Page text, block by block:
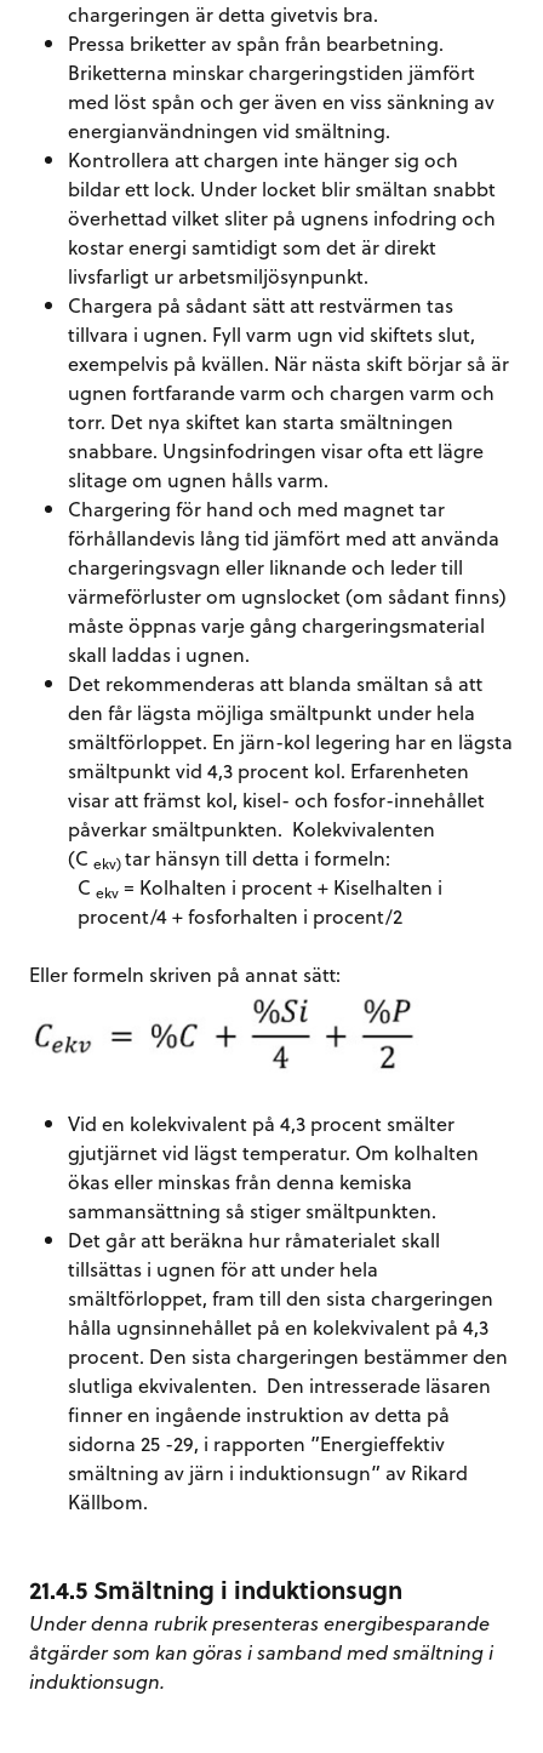
chargeringen är detta givetvis bra.
Pressa briketter av spån från bearbetning.
Briketterna minskar chargeringstiden jämfört
med löst spån och ger även en viss sänkning av
energianvändningen vid smältning.
Kontrollera att chargen inte hänger sig och
bildar ett lock. Under locket blir smältan snabbt
överhettad vilket sliter på ugnens infodring och
kostar energi samtidigt som det är direkt
livsfarligt ur arbetsmiljösynpunkt.
Chargera på sådant sätt att restvärmen tas
tillvara i ugnen. Fyll varm ugn vid skiftets slut,
exempelvis på kvällen. När nästa skift börjar så är
ugnen fortfarande varm och chargen varm och
torr. Det nya skiftet kan starta smältningen
snabbare. Ungsinfodringen visar ofta ett lägre
slitage om ugnen hålls varm.
Chargering för hand och med magnet tar
förhållandevis lång tid jämfört med att använda
chargeringsvagn eller liknande och leder till
värmeförluster om ugnslocket (om sådant finns)
måste öppnas varje gång chargeringsmaterial
skall laddas i ugnen.
Det rekommenderas att blanda smältan så att
den får lägsta möjliga smältpunkt under hela
smältförloppet. En järn-kol legering har en lägsta
smältpunkt vid 4,3 procent kol. Erfarenheten
visar att främst kol, kisel- och fosfor-innehållet
påverkar smältpunkten. Kolekvivalenten
(C ekv)tar hänsyn till detta i formeln:
C ekv = Kolhalten i procent + Kiselhalten i
procent/4 + fosforhalten i procent/2
Eller formeln skriven på annat sätt:
Vid en kolekvivalent på 4,3 procent smälter
gjutjärnet vid lägst temperatur. Om kolhalten
ökas eller minskas från denna kemiska
sammansättning så stiger smältpunkten.
Det går att beräkna hur råmaterialet skall
tillsättas i ugnen för att under hela
smältförloppet, fram till den sista chargeringen
hålla ugnsinnehållet på en kolekvivalent på 4,3
procent. Den sista chargeringen bestämmer den
slutliga ekvivalenten. Den intresserade läsaren
finner en ingående instruktion av detta på
sidorna 25 -29, i rapporten ”Energieffektiv
smältning av järn i induktionsugn” av Rikard
Källbom.
21.4.5 Smältning i induktionsugn
Under denna rubrik presenteras energibesparande
åtgärder som kan göras i samband med smältning i
induktionsugn.